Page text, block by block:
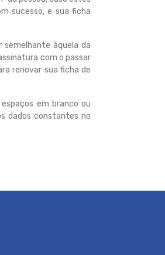
sucesso, e sua ficha
àquela da
com o passar
renovar sua ficha de
em branco ou
dados constantes no